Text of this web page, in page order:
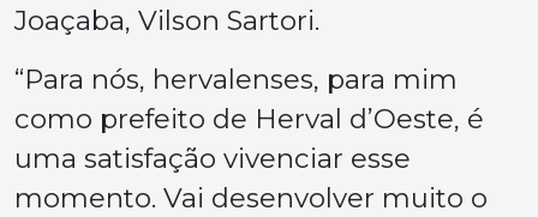
Joaçaba, Vilson Sartori.
“Para nós, hervalenses, para mim
como prefeito de Herval d’Oeste, é
uma satisfação vivenciar esse
momento. Vai desenvolver muito o